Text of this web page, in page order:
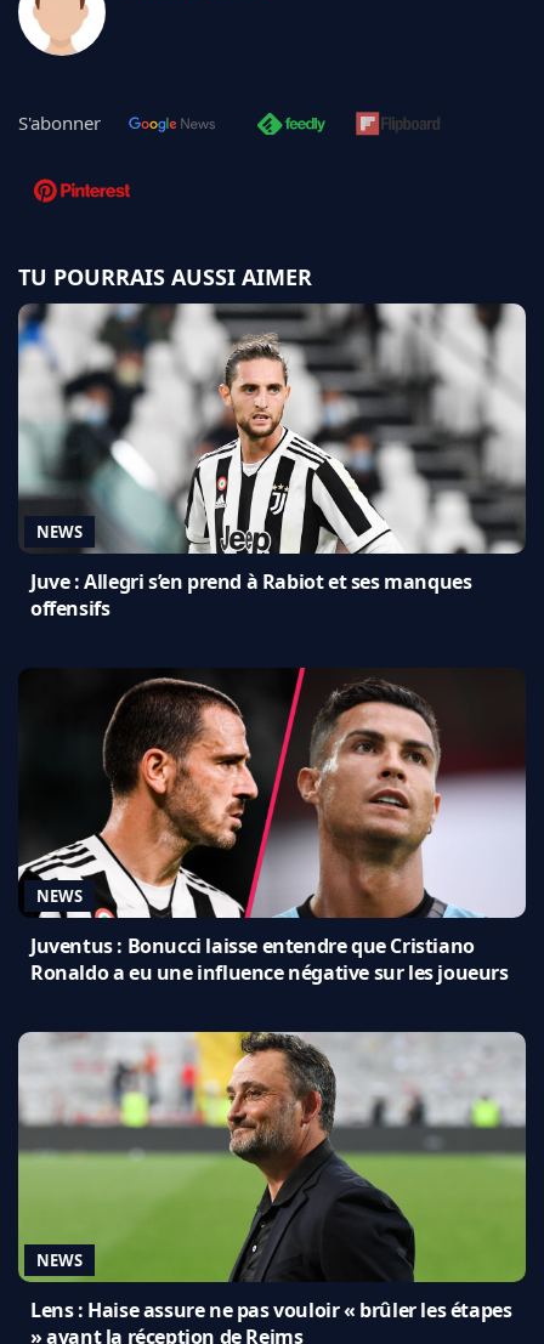
S'abonner
TU POURRAIS AUSSI AIMER
NEWS
Juve : Allegri s’en prend à Rabiot et ses manques
offensifs
NEWS
Juventus : Bonucci laisse entendre que Cristiano
Ronaldo a eu une influence négative sur les joueurs
NEWS
Lens : Haise assure ne pas vouloir « brûler les étapes
» avant la réception de Reims